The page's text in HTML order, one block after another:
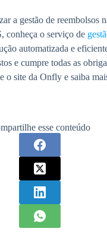
a gestão de reembolsos
conheça o serviço de
automatizada e
e cumpre todas as
o site da Onfly e saiba
esse conteúdo